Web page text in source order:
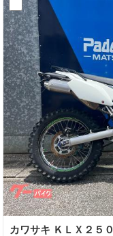
カワサキ ＫＬＸ２５０